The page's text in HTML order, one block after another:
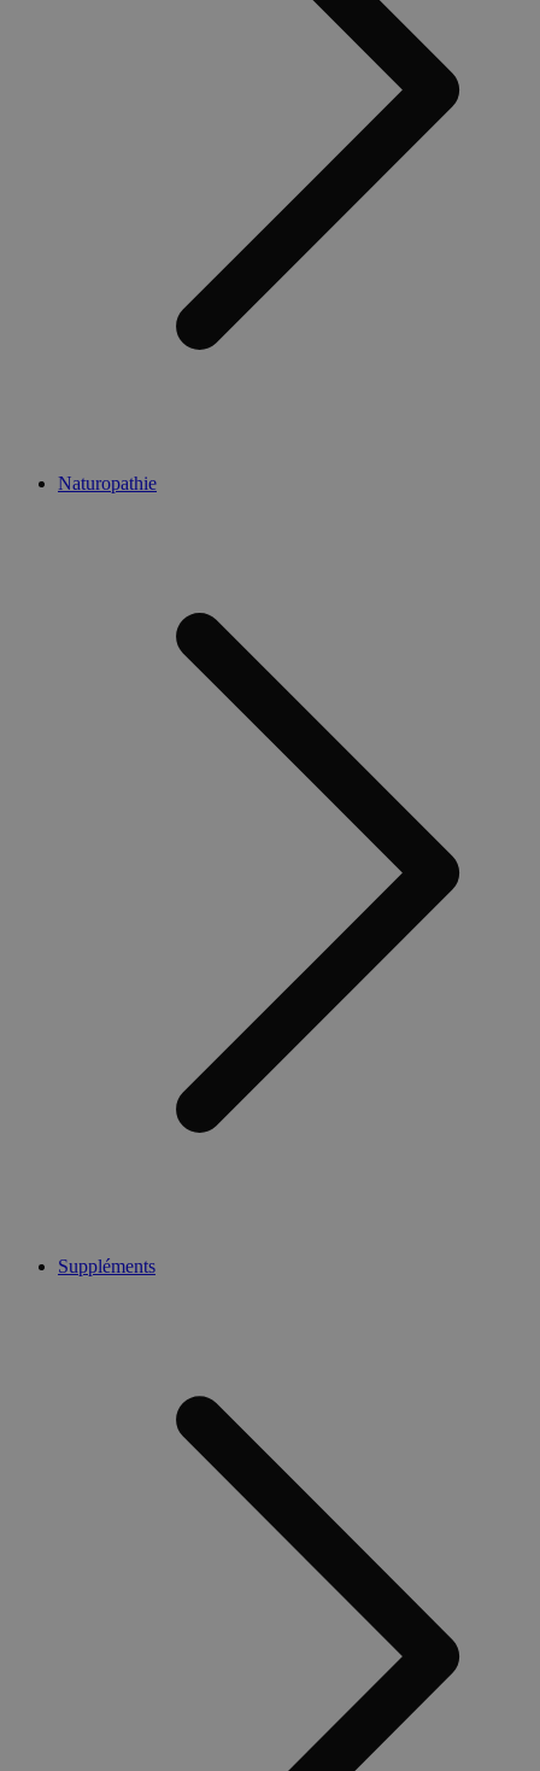
Naturopathie
Suppléments